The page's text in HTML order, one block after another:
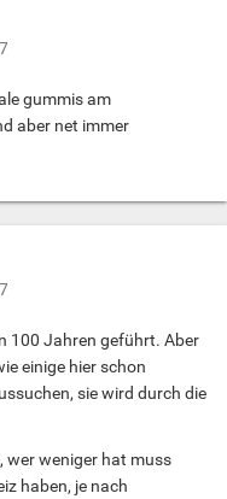
gummis am
aber net immer
100 Jahren geführt. Aber
einige hier schon
sie wird durch die
wer weniger hat muss
haben, je nach